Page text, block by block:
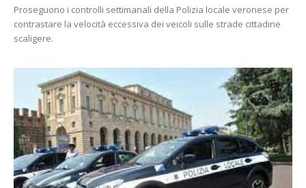
Proseguono i controlli settimanali della Polizia locale veronese per
contrastare la velocità eccessiva dei veicoli sulle strade cittadine
scaligere.